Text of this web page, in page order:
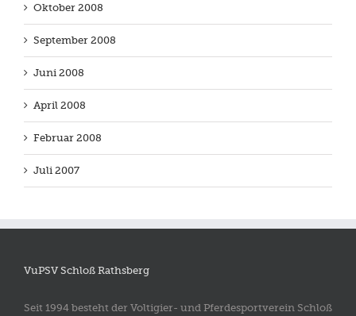
Oktober 2008
September 2008
Juni 2008
April 2008
Februar 2008
Juli 2007
VuPSV Schloß Rathsberg
Seit 1994 besteht der Voltigier- und Pferdesportverein Schloß